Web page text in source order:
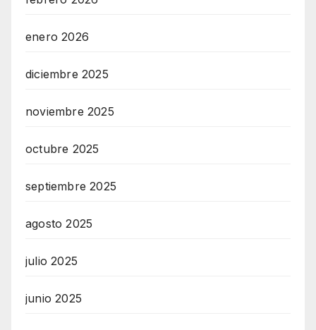
enero 2026
diciembre 2025
noviembre 2025
octubre 2025
septiembre 2025
agosto 2025
julio 2025
junio 2025